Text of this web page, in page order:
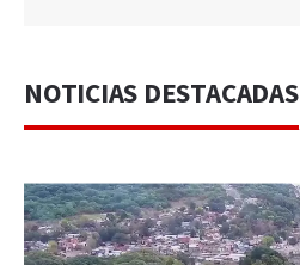
NOTICIAS DESTACADAS